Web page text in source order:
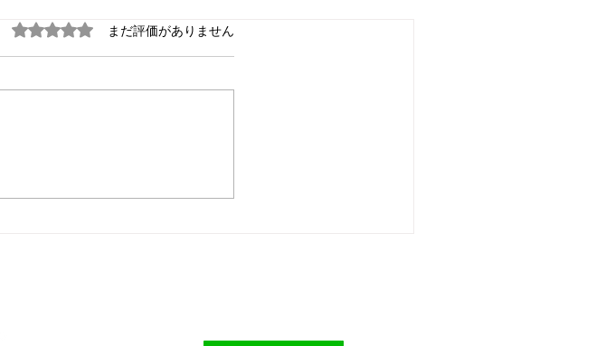
5つ星のうち0と評価されています。
まだ評価がありません